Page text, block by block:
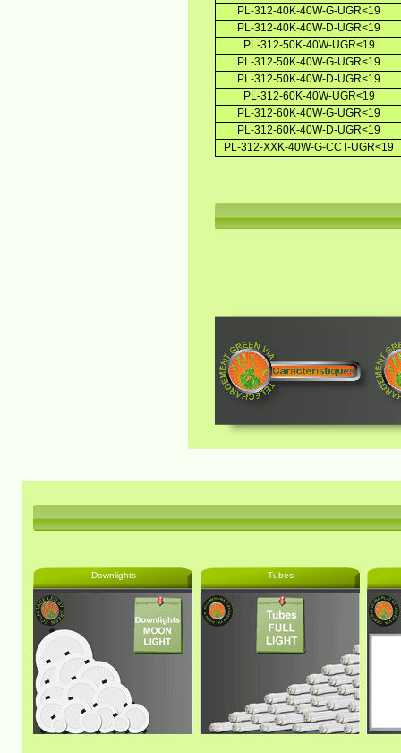
Downlights Tubes
PL-312-40K-40W-G-UGR<19
PL-312-40K-40W-D-UGR<19
PL-312-50K-40W-UGR<19
PL-312-50K-40W-G-UGR<19
PL-312-50K-40W-D-UGR<19
PL-312-60K-40W-UGR<19
PL-312-60K-40W-G-UGR<19
PL-312-60K-40W-D-UGR<19
PL-312-XXK-40W-G-CCT-UGR<19